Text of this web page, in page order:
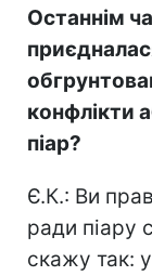
Останнім
конфлікти
піар?
Є.К.: Ви
ради піару
скажу так: